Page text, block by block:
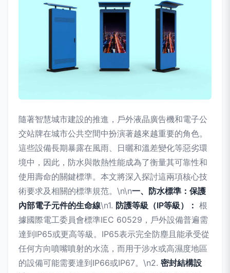
隨著智慧城市建設的推進，戶外液晶廣告機和電子公
交站牌在城市公共空間中扮演著越來越重要的角色。
這些設備長期暴露在風雨、日曬和溫差變化等惡劣環
境中，因此，防水與散熱性能成為了衡量其可靠性和
使用壽命的關鍵標準。本文將深入探討這兩項核心技
術要求及相關的標準規范。\n\n一、防水標準：保護
內部電子元件的生命線\n1. 防護等級（IP等級）： 根
據國際電工委員會標準IEC 60529，戶外設備普遍需
達到IP65或更高等級。IP65表示完全防塵且能承受從
任何方向噴嘴噴射的水流，而用于涉水或高濕度地區
的設備可能需要達到IP66或IP67。\n2. 密封結構設